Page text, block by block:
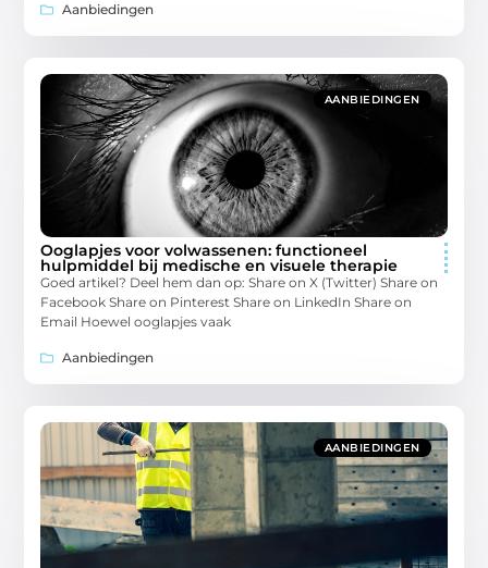
Aanbiedingen
AANBIEDINGEN
Ooglapjes voor volwassenen: functioneel
hulpmiddel bij medische en visuele therapie
Goed artikel? Deel hem dan op: Share on X (Twitter) Share on
Facebook Share on Pinterest Share on LinkedIn Share on
Email Hoewel ooglapjes vaak
Aanbiedingen
AANBIEDINGEN